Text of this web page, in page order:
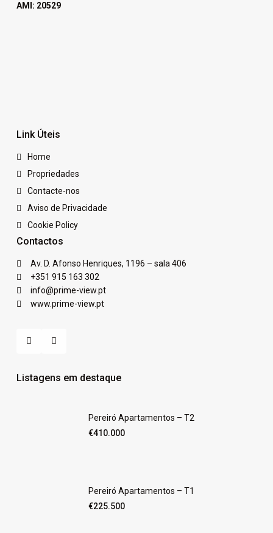
AMI: 20529
Link Úteis
Home
Propriedades
Contacte-nos
Aviso de Privacidade
Cookie Policy
Contactos
Av. D. Afonso Henriques, 1196 – sala 406
+351 915 163 302
info@prime-view.pt
www.prime-view.pt
Listagens em destaque
Pereiró Apartamentos – T2
€410.000
Pereiró Apartamentos – T1
€225.500